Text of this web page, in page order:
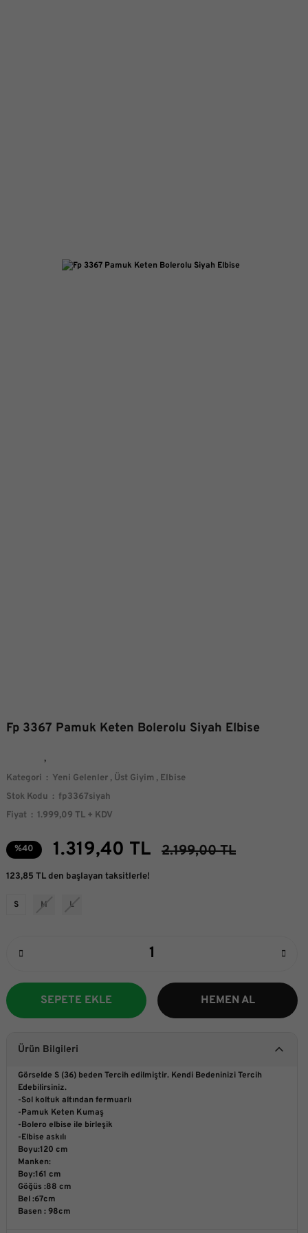
Fp 3367 Pamuk Keten Bolerolu Siyah Elbise
Kategori Yeni Gelenler , Üst Giyim , Elbise
Stok Kodu
fp3367siyah
Fiyat
1.999,09 TL + KDV
%40 1.319,40 TL 2.199,00 TL
123,85 TL den başlayan taksitlerle!
S M L
SEPETE EKLE HEMEN AL
Ürün Bilgileri
Görselde S (36) beden Tercih edilmiştir. Kendi Bedeninizi Tercih
Edebilirsiniz.
-Sol koltuk altından fermuarlı
-Pamuk Keten Kumaş
-Bolero elbise ile birleşik
-Elbise askılı
Boyu:120 cm
Manken:
Boy:161 cm
Göğüs :88 cm
Bel :67cm
Basen : 98cm